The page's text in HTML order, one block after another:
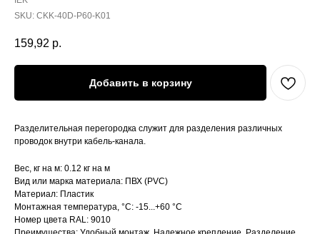
SKU: CKK-40D-P60-K01
159,92 р.
Добавить в корзину
Разделительная перегородка служит для разделения различных
проводок внутри кабель-канала.
Вес, кг на м: 0.12 кг на м
Вид или марка материала: ПВХ (PVC)
Материал: Пластик
Монтажная температура, °C: -15...+60 °C
Номер цвета RAL: 9010